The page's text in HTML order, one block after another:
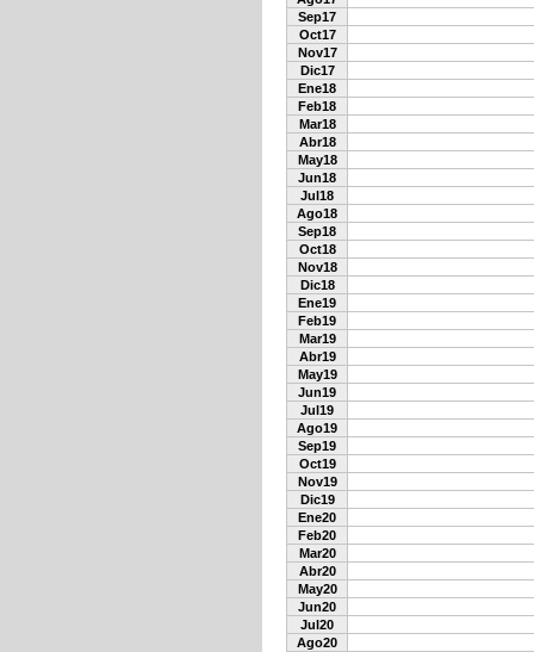
Sep17
Oct17
Nov17
Dic17
Ene18
Feb18
Mar18
Abr18
May18
Jun18
Jul18
Ago18
Sep18
Oct18
Nov18
Dic18
Ene19
Feb19
Mar19
Abr19
May19
Jun19
Jul19
Ago19
Sep19
Oct19
Nov19
Dic19
Ene20
Feb20
Mar20
Abr20
May20
Jun20
Jul20
Ago20